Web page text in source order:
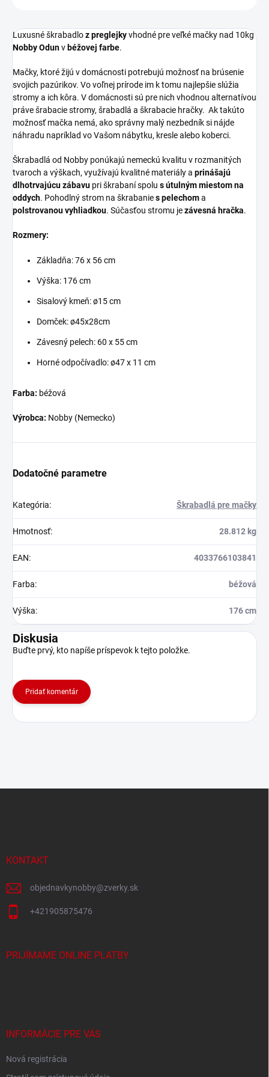
Luxusné škrabadloz preglejkyvhodné pre veľké mačky nad 10kg
Nobby Odunv béžovej farbe.
Mačky, ktoré žijú v domácnosti potrebujú možnosť na brúsenie
svojich pazúrikov. Vo voľnej prírode im k tomu najlepšie slúžia
stromy a ich kôra. V domácnosti sú pre nich vhodnou alternatívou
práve šrabacie stromy, šrabadlá a škrabacie hračky. Ak takúto
možnosť mačka nemá, ako správny malý nezbedník si nájde
náhradu napríklad vo Vašom nábytku, kresle alebo koberci.
Škrabadlá od Nobby ponúkajú nemeckú kvalitu v rozmanitých
tvaroch a výškach, využívajú kvalitné materiály a prinášajú
dlhotrvajúcu zábavu pri škrabaní spolu s útulným miestom na
oddych. Pohodlný strom na škrabanies pelechoma
polstrovanou vyhliadkou. Súčasťou stromu jezávesná hračka.
Rozmery:
Základňa: 76 x 56 cm
Výška: 176 cm
Sisalový kmeň: ø15 cm
Domček: ø45x28cm
Závesný pelech: 60 x 55 cm
Horné odpočívadlo: ø47 x 11 cm
Farba: béžová
Výrobca: Nobby (Nemecko)
Dodatočné parametre
Kategória: Škrabadlá pre mačky
Hmotnosť: 28.812 kg
EAN: 4033766103841
Farba: béžová
Výška: 176 cm
Diskusia
Buďte prvý, kto napíše príspevok k tejto položke.
Pridať komentár
KONTAKT
objednavkynobby@zverky.sk
+421905875476
PRIJÍMAME ONLINE PLATBY
INFORMÁCIE PRE VÁS
Nová registrácia